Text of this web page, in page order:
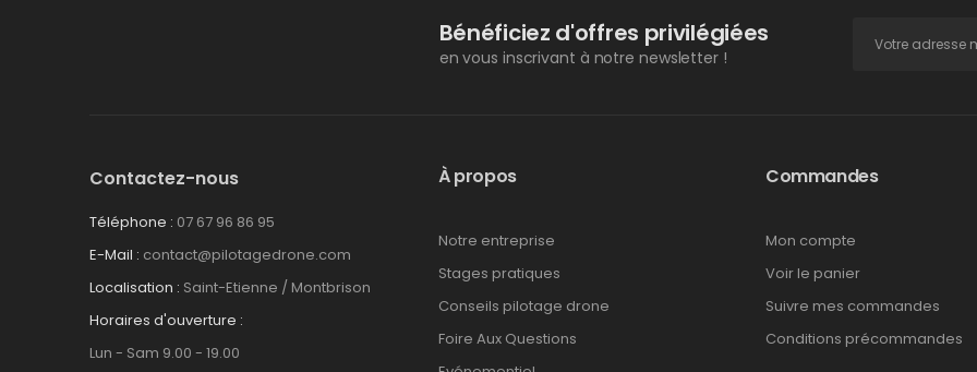
Bénéficiez d'offres privilégiées
en vous inscrivant à notre newsletter !
Contactez-nous
Téléphone : 07 67 96 86 95
E-Mail : contact@pilotagedrone.com
Localisation : Saint-Etienne / Montbrison
Horaires d'ouverture :
Lun - Sam 9.00 - 19.00
À propos
Notre entreprise
Stages pratiques
Conseils pilotage drone
Foire Aux Questions
Commandes
Mon compte
Voir le panier
Suivre mes commandes
Conditions précommandes